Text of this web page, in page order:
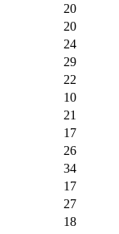
20
20
24
29
22
10
21
17
26
34
17
27
18